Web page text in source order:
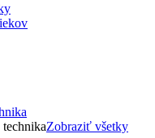
Zobraziť všetky